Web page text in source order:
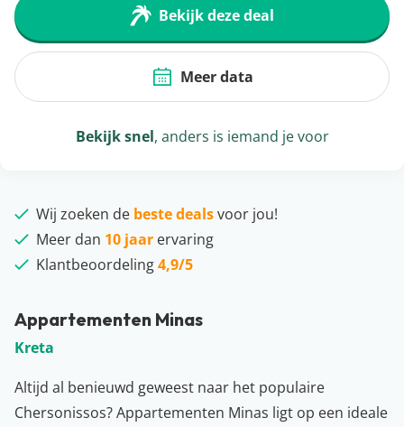
Appartementen Minas
Kreta
Altijd al benieuwd geweest naar het populaire
Chersonissos? Appartementen Minas ligt op een ideale
Bekijk deze deal
Meer data
Bekijk snel, anders is iemand je voor
Wij zoeken de beste dealsvoor jou!
Meer dan 10 jaar ervaring
Klantbeoordeling4,9/5